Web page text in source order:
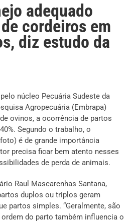
adequado
cordeiros em
diz estudo da
núcleo Pecuária Sudeste da
Agropecuária (Embrapa)
ovinos, a ocorrência de partos
Segundo o trabalho, o
é de grande importância
precisa ficar bem atento nesses
de perda de animais.
Raul Mascarenhas Santana,
duplos ou triplos geram
partos simples. “Geralmente, são
do parto também influencia o